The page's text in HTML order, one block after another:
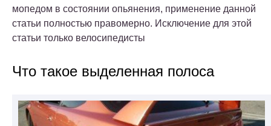
мопедом в состоянии опьянения, применение данной
статьи полностью правомерно. Исключение для этой
статьи только велосипедисты
Что такое выделенная полоса